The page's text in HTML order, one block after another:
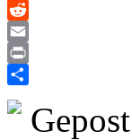
X
Reddit
Email
Print